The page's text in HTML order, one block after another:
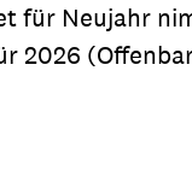
für Neujahr
2026